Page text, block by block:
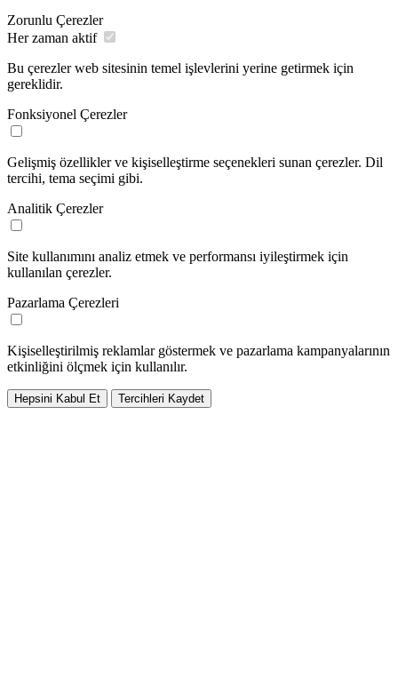
Zorunlu Çerezler
Her zaman aktif
Bu çerezler web sitesinin temel işlevlerini yerine getirmek için
gereklidir.
Fonksiyonel Çerezler
Gelişmiş özellikler ve kişiselleştirme seçenekleri sunan çerezler. Dil
tercihi, tema seçimi gibi.
Analitik Çerezler
Site kullanımını analiz etmek ve performansı iyileştirmek için
kullanılan çerezler.
Pazarlama Çerezleri
Kişiselleştirilmiş reklamlar göstermek ve pazarlama kampanyalarının
etkinliğini ölçmek için kullanılır.
Hepsini Kabul Et Tercihleri Kaydet